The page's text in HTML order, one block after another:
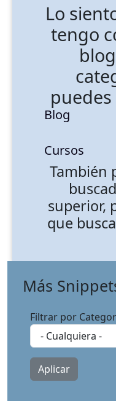
Lo
tengo
Blog
Cursos
También
superior,
que
Más
Filtrar por